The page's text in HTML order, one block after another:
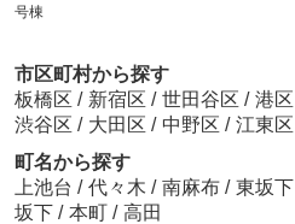
号棟
市区町村から探す
板橋区 / 新宿区 / 世田谷区 / 港区
渋谷区 / 大田区 / 中野区 / 江東区
町名から探す
上池台 / 代々木 / 南麻布 / 東坂下
坂下 / 本町 / 高田